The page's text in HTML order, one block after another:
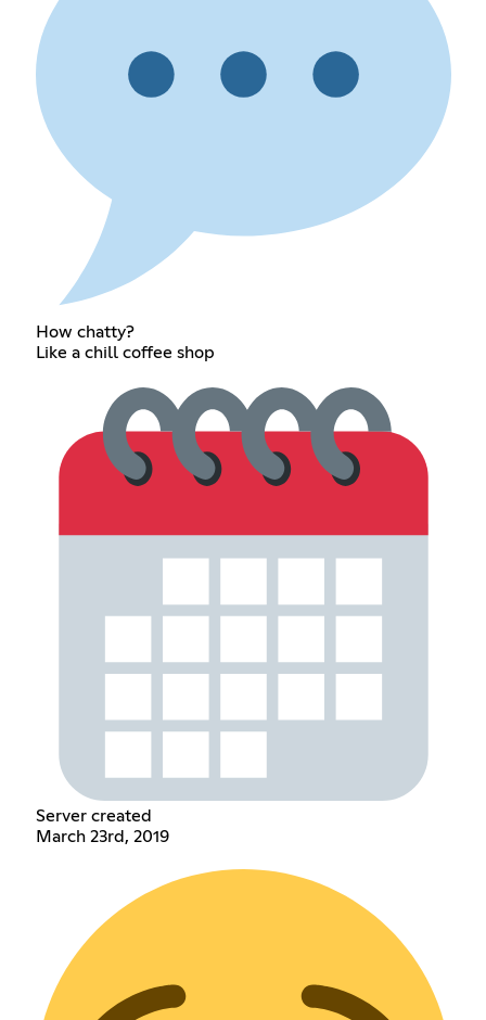
How chatty?
Like a chill coffee shop
Server created
March 23rd, 2019